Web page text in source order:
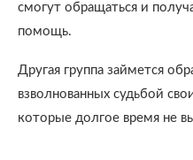
смогут обращаться и
помощь.
Другая группа займется
взволнованных судьбой
которые долгое время не